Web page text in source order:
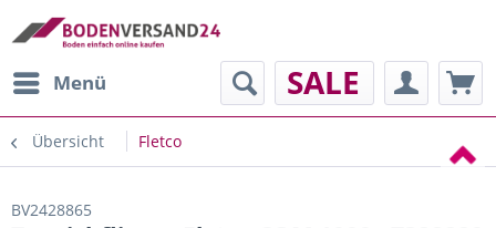
Menü SALE
Übersicht Fletco
BV2428865